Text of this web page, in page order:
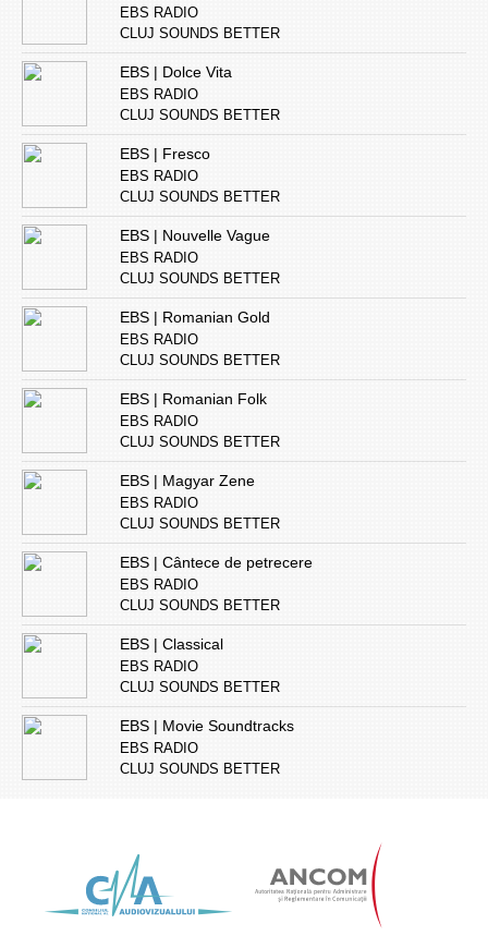
EBS RADIO
CLUJ SOUNDS BETTER
EBS | Dolce Vita
EBS RADIO
CLUJ SOUNDS BETTER
EBS | Fresco
EBS RADIO
CLUJ SOUNDS BETTER
EBS | Nouvelle Vague
EBS RADIO
CLUJ SOUNDS BETTER
EBS | Romanian Gold
EBS RADIO
CLUJ SOUNDS BETTER
EBS | Romanian Folk
EBS RADIO
CLUJ SOUNDS BETTER
EBS | Magyar Zene
EBS RADIO
CLUJ SOUNDS BETTER
EBS | Cântece de petrecere
EBS RADIO
CLUJ SOUNDS BETTER
EBS | Classical
EBS RADIO
CLUJ SOUNDS BETTER
EBS | Movie Soundtracks
EBS RADIO
CLUJ SOUNDS BETTER